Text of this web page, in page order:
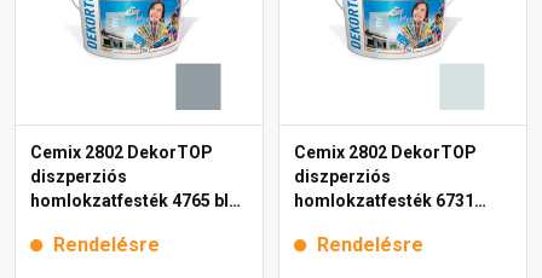
Cemix 2802 DekorTOP
diszperziós
homlokzatfesték 4765 blue
Rendelésre
Cemix 2802 DekorTOP
diszperziós
homlokzatfesték 6731
Rendelésre